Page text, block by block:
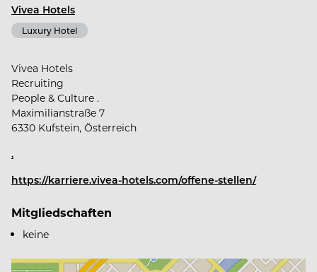
Vivea Hotels
Luxury Hotel
Vivea Hotels
Recruiting
People & Culture .
Maximilianstraße 7
6330 Kufstein, Österreich
.
https://karriere.vivea-hotels.com/offene-stellen/
Mitgliedschaften
keine